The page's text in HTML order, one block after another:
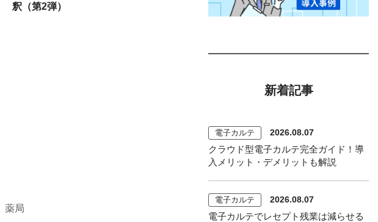
釈（第2弾）
薬局
新着記事
電子カルテ 2026.08.07
クラウド型電子カルテ完全ガイド！導
入メリット・デメリットも解説
電子カルテ 2026.08.07
電子カルテでレセプト残業は減らせる